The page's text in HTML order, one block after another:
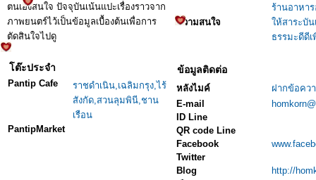
ตนเองสนใจ ปัจจุบันเน้นแปะเรื่องราวจาก
ภาพยนตร์ไว้เป็นข้อมูลเบื้องต้นเพื่อการ
ตัดสินใจไปดู
โต๊ะประจำ
Pantip Cafe
ราชดำเนิน,เฉลิมกรุง,ไร้
สังกัด,สวนลุมพินี,ชาน
เรือน
PantipMarket
ความสนใจ
ร้านอาหา
ให้สาระบั
ธรรมะดีดี
ข้อมูลติดต่อ
หลังไมค์
ฝากข้อคว
E-mail
ID Line
QR code Line
Facebook
Twitter
Blog
http://